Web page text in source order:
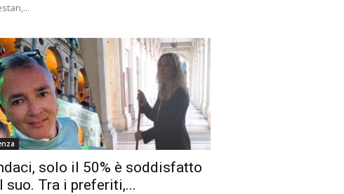
solo il 50% è soddisfatto
suo. Tra i preferiti,...